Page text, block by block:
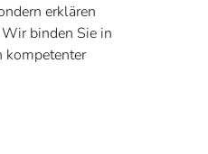
erklären
binden Sie in
kompetenter